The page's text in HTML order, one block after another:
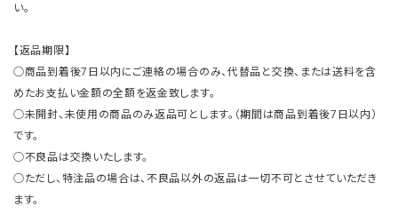
い。
【返品期限】
○商品到着後7日以内にご連絡の場合のみ、代替品と交換、または送料を含
めたお支払い金額の全額を返金致します。
○未開封、未使用の商品のみ返品可とします。（期間は商品到着後7日以内）
です。
○不良品は交換いたします。
○ただし、特注品の場合は、不良品以外の返品は一切不可とさせていただき
ます。